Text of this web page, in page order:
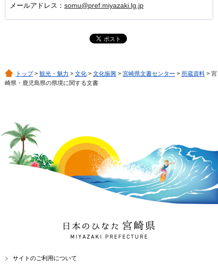
メールアドレス： somu@pref.miyazaki.lg.jp
トップ> 観光・魅力 > 文化 > 文化振興 > 宮崎県文書センター > 所蔵資料 > 宮
崎県・鹿児島県の県境に関する文書
日本のひなた 宮崎県
MIYAZAKI PREFECTURE
サイトのご利用について